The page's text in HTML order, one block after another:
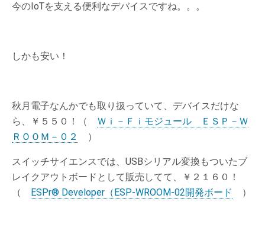
今のIoTを支える便利なデバイスですね。。。
しかも安い！
秋月電子なんかでも取り扱っていて、デバイスだけな
ら、￥５５０！（ Ｗｉ－Ｆｉモジュール ＥＳＰ－Ｗ
ＲＯＯＭ－０２
）
スイッチサイエンスでは、USBシリアル変換もついたブ
レイクアウトボードとして販売してて、￥２１６０！
（ ESPr® Developer（ESP-WROOM-02開発ボード ）